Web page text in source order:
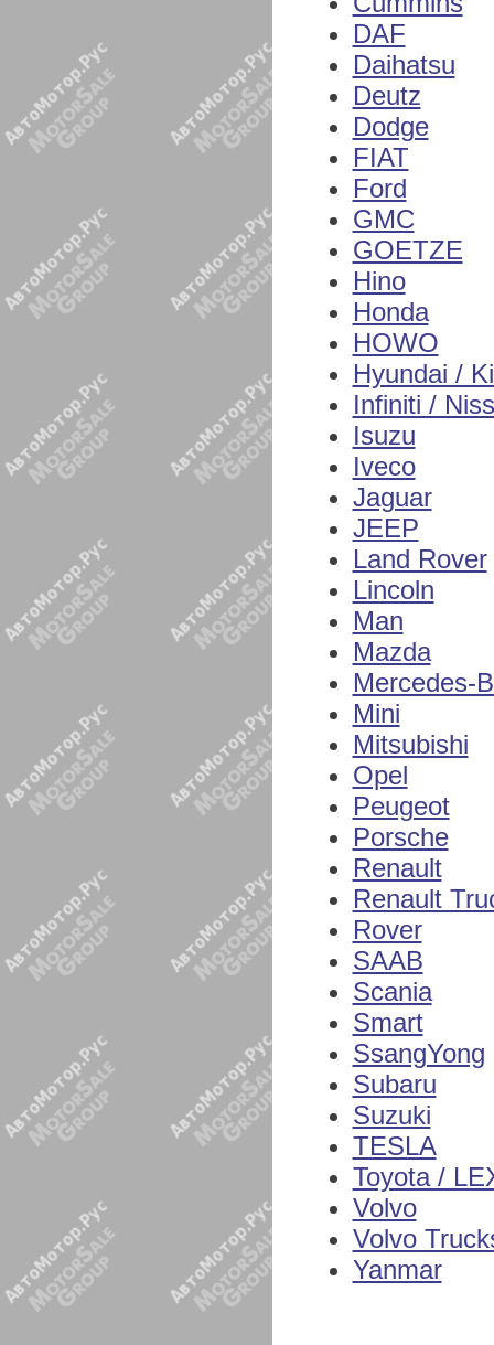
DAF
Daihatsu
Deutz
Dodge
FIAT
Ford
GMC
GOETZE
Hino
Honda
HOWO
Hyundai /
Infiniti /
Isuzu
Iveco
Jaguar
JEEP
Land Rover
Lincoln
Man
Mazda
Mercedes-
Mini
Mitsubishi
Opel
Peugeot
Porsche
Renault
Renault
Rover
SAAB
Scania
Smart
SsangYong
Subaru
Suzuki
TESLA
Toyota /
Volvo
Volvo
Yanmar